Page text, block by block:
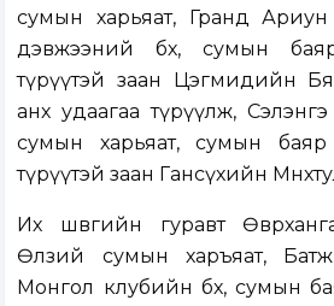
сумын харьяат, Гранд
дэвжээний бөх, сумын
түрүүтэй заан Цэгмидийн
анх удаагаа түрүүлж,
сумын харьяат, сумын
түрүүтэй заан Гансүхийн
Их шөвгийн гуравт
Өлзий сумын харъяат,
Монгол клубийн бөх, сумын